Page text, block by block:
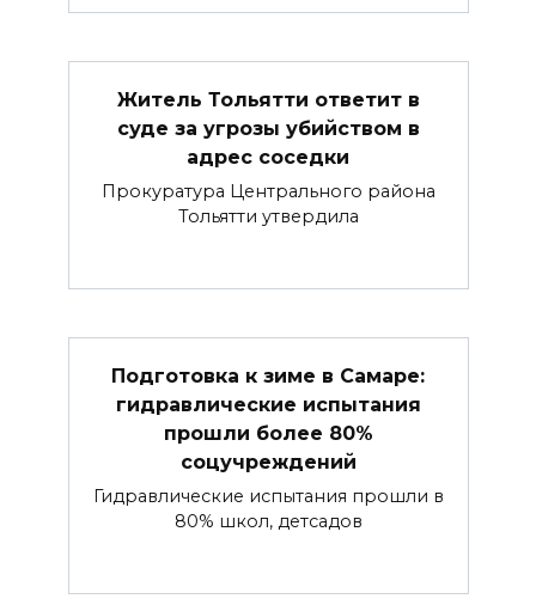
Житель Тольятти ответит в
суде за угрозы убийством в
адрес соседки
Прокуратура Центрального района
Тольятти утвердила
Подготовка к зиме в Самаре:
гидравлические испытания
прошли более 80%
соцучреждений
Гидравлические испытания прошли в
80% школ, детсадов